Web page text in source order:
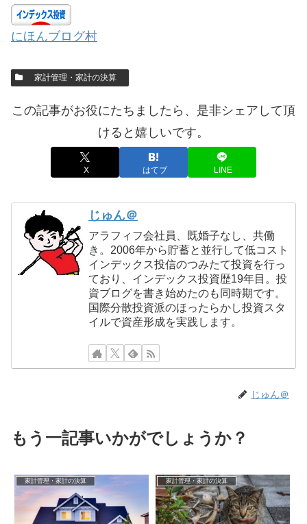
にほんブログ村
家計管理・家計の決算
この記事がお役にたちましたら、是非シェアして頂
けると嬉しいです。
X はてブ LINE
じゅん＠
アラフィフ会社員、既婚子なし、共働
き。2006年から貯蓄と並行して低コスト
インデックス投信のつみたて投資を行っ
ており、インデックス投資歴19年目。投
資ブログを書き始めたのも同時期です。
国際分散投資派のほったらかし投資スタ
イルで資産形成を実践します。
じゅん＠
もう一記事いかがでしょうか？
家計管理・家計の決算 家計管理・家計の決算